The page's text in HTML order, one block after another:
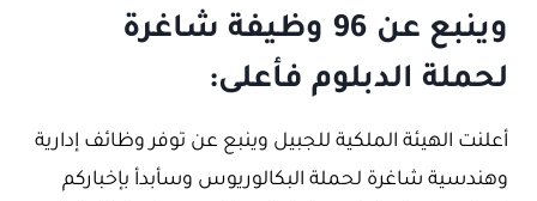
وينبع عن 96 وظيفة شاغرة
لحملة الدبلوم فأعلى:
أعلنت الهيئة الملكية للجبيل وينبع عن توفر وظائف إدارية
وهندسية شاغرة لحملة البكالوريوس وسأبدأ بإخباركم